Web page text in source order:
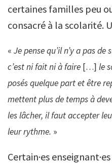
certaines familles peu
consacré à la scolarité.
« Je pense qu’il n’y a pas
c’est ni fait ni à faire […] le
posés quelque part et être
mettent plus de temps à
les lâcher, il faut accepter
leur rythme. »
Certain·es